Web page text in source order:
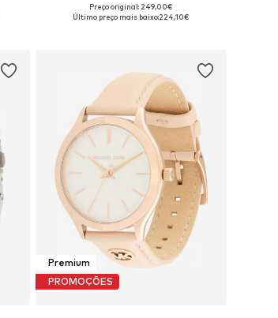
Tamanhos disponíveis: One Size
Preço original: 249,00€
Último preço mais baixo:224,10€
Premium
PROMOÇÕES